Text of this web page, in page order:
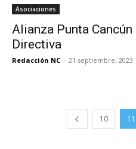
Asociaciones
Alianza Punta
Directiva
Redacción NC - 21 septiembre, 2023
10 11